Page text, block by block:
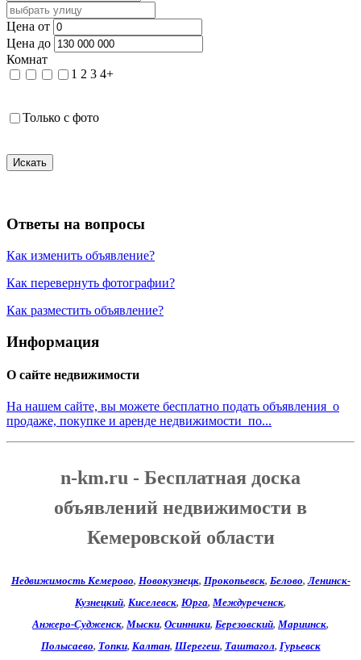
Цена от
Цена до
Комнат
1 2 3 4+
Только с фото
Искать
Ответы на вопросы
Как изменить объявление?
Как перевернуть фотографии?
Как разместить объявление?
Информация
О сайте недвижимости
На нашем сайте, вы можете бесплатно подать объявления о
продаже, покупке и аренде недвижимости по...
n-km.ru - Бесплатная доска
объявлений недвижимости в
Кемеровской области
Недвижимость Кемерово, Новокузнецк, Прокопьевск, Белово,Ленинск-
Кузнецкий, Киселевск, Юрга, Междуреченск,
Анжеро-Судженск, Мыски, Осинники, Березовский, Мариинск,
Полысаево, Топки, Калтан, Шерегеш, Таштагол, Гурьевск